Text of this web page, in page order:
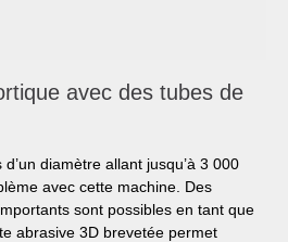
avec des tubes de
diamètre allant jusqu’à 3 000
avec cette machine. Des
sont possibles en tant que
abrasive 3D brevetée permet